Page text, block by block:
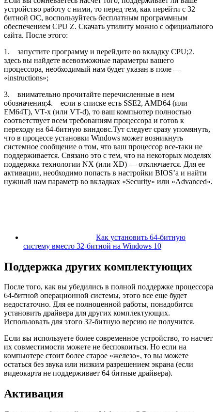
устройство работу с ними, то перед тем, как перейти с 32
битной ОС, воспользуйтесь бесплатным программным
обеспечением CPU Z. Скачать утилиту можно с официального
сайта. После этого:
1. запустите программу и перейдите во вкладку CPU;2.
здесь вы найдете всевозможные параметры вашего
процессора, необходимый нам будет указан в поле —
«instructions»;
3. внимательно прочитайте перечисленные в нем
обозначения;4. если в списке есть SSE2, AMD64 (или
EM64T), VT-x (или VT-d), то ваш компьютер полностью
соответствует всем требованиям процессора и готов к
переходу на 64-битную виндовс.Тут следует сразу упомянуть,
что в процессе установки Windows может возникнуть
системное сообщение о том, что ваш процессор все-таки не
поддерживается. Связано это с тем, что на некоторых моделях
поддержка технологии NX (или XD) — отключается. Для ее
активации, необходимо попасть в настройки BIOS’а и найти
нужный нам параметр во вкладках «Security» или «Advanced».
Как установить 64-битную
систему вместо 32-битной на Windows 10
Поддержка других комплектующих
После того, как вы убедились в полной поддержке процессора
64-битной операционной системы, этого все еще будет
недостаточно. Для ее полноценной работы, понадобится
установить драйвера для других комплектующих.
Использовать для этого 32-битную версию не получится.
Если вы используете более современное устройство, то насчет
их совместимости можете не беспокоиться. Но если на
компьютере стоит более старое «железо», то вы можете
остаться без звука или низким разрешением экрана (если
видеокарта не поддерживает 64 битные драйвера).
Активация